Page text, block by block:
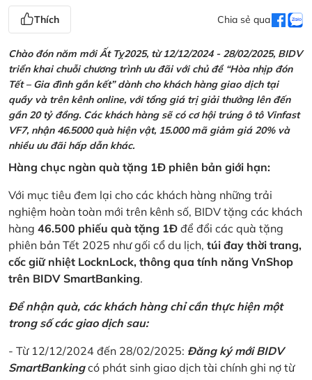
Thích Chia sẻ qua
Chào đón năm mới Ất Tỵ2025, từ 12/12/2024 - 28/02/2025, BIDV
triển khai chuỗi chương trình ưu đãi với chủ đề “Hòa nhịp đón
Tết – Gia đình gắn kết” dành cho khách hàng giao dịch tại
quầy và trên kênh online, với tổng giá trị giải thưởng lên đến
gần 20 tỷ đồng. Các khách hàng sẽ có cơ hội trúng ô tô Vinfast
VF7, nhận 46.5000 quà hiện vật, 15.000 mã giảm giá 20% và
nhiều ưu đãi hấp dẫn khác.
Hàng chục ngàn quà tặng 1Đ phiên bản giới hạn:
Với mục tiêu đem lại cho các khách hàng những trải
nghiệm hoàn toàn mới trên kênh số, BIDV tặng các khách
hàng 46.500 phiếu quà tặng 1Đ để đổi các quà tặng
phiên bản Tết 2025 như gối cổ du lịch, túi đay thời trang,
cốc giữ nhiệt LocknLock, thông qua tính năng VnShop
trên BIDV SmartBanking.
Để nhận quà, các khách hàng chỉ cần thực hiện một
trong số các giao dịch sau:
- Từ 12/12/2024 đến 28/02/2025: Đăng ký mới BIDV
SmartBankingcó phát sinh giao dịch tài chính ghi nợ từ